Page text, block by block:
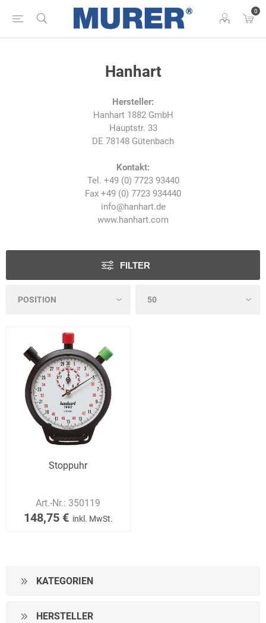
0
Hanhart
Hersteller:
Hanhart 1882 GmbH
Hauptstr. 33
DE 78148 Gütenbach
Kontakt:
Tel. +49 (0) 7723 93440
Fax +49 (0) 7723 934440
info@hanhart.de
www.hanhart.com
FILTER
Stoppuhr
Art.-Nr.: 350119
148,75 € inkl. MwSt.
KATEGORIEN
HERSTELLER